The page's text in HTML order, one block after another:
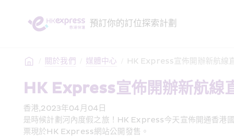
預訂你的訂位探索計劃
/ 關於我們 / 媒體中心 / HK Express宣佈開辦新航線
HK Express宣佈開辦新航線
香港,2023年04月04日
是時候計劃河內度假之旅！HK Express今天宣佈開通香港
票現於HK Express網站公開發售。